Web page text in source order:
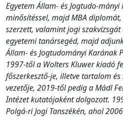
Egyetem Állam- és Jogtudo-
minősítéssel, majd MBA
szerzett, valamint jogi szakvizsgát
egyetemi tanársegéd, majd
Állam- és Jogtudományi Karának
1997-től a Wolters Kluwer kiadó
főszerkesztő-je, illetve tartalom
vezetője, 2019-től pedig a Mádl
Intézet kutatójaként dolgozott.
Polgá-ri Jogi Tanszékén, ahol